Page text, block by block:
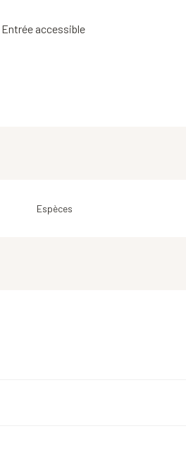
Entrée accessible
Espèces